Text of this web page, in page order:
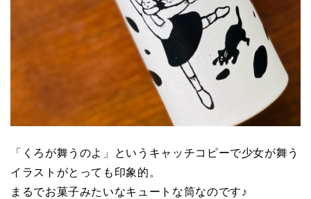
「くろが舞うのよ」というキャッチコピーで少女が舞う
イラストがとっても印象的。
まるでお菓子みたいなキュートな筒なのです♪